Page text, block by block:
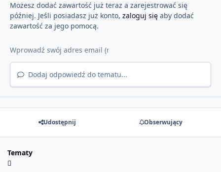
Możesz dodać zawartość już teraz a zarejestrować się
później. Jeśli posiadasz już konto, zaloguj sięaby dodać
zawartość za jego pomocą.
Dodaj odpowiedź do tematu...
Udostępnij Obserwujący
Tematy